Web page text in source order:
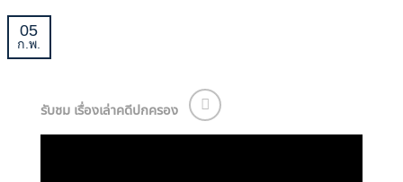
05
ก.พ.
รับชม เรื่องเล่าคดีปกครอง